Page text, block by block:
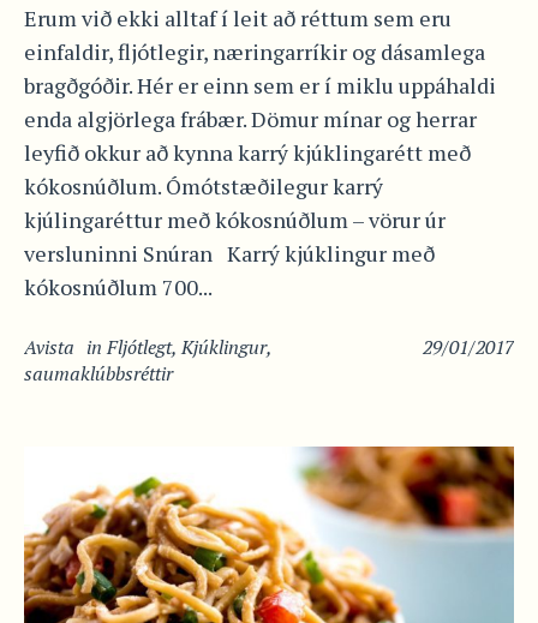
Erum við ekki alltaf í leit að réttum sem eru
einfaldir, fljótlegir, næringarríkir og dásamlega
bragðgóðir. Hér er einn sem er í miklu uppáhaldi
enda algjörlega frábær. Dömur mínar og herrar
leyfið okkur að kynna karrý kjúklingarétt með
kókosnúðlum. Ómótstæðilegur karrý
kjúlingaréttur með kókosnúðlum – vörur úr
versluninni Snúran Karrý kjúklingur með
kókosnúðlum 700...
29/01/2017
Avista inFljótlegt,Kjúklingur,
saumaklúbbsréttir